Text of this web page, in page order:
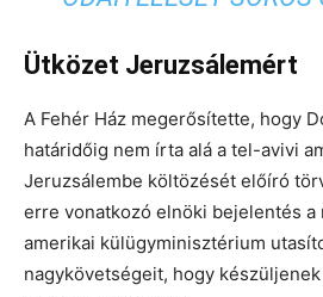
Ütközet Jeruzsálemért
A Fehér Ház megerősítette, hogy
határidőig nem írta alá a tel-avivi
Jeruzsálembe költözését előíró
erre vonatkozó elnöki bejelentés a
amerikai külügyminisztérium
nagykövetségeit, hogy